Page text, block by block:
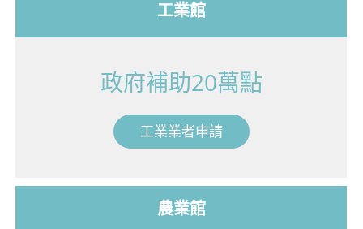
工業館
政府補助20萬點
工業業者申請
農業館